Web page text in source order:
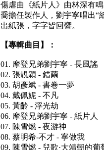
傷虐曲《紙片人》由林深有
喬擔任製作人，劉宇寧唱出“
出紙張，字字皆回響。
【專輯曲目】：
01. 摩登兄弟劉宇寧 - 長風謠
02. 張靚穎 - 錯繭
03. 胡彥斌 - 書卷一夢
04. 戴佩妮 - 不凡
05. 黃齡 - 浮光劫
06. 摩登兄弟劉宇寧 - 紙片人
07. 陳雪燃 - 夜游神
08. 蔡明希-不才 - 寧做我
09. 陳雪燃 - 兒歌·大靖朝的